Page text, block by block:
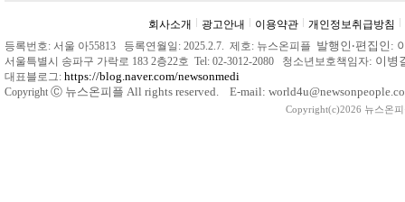
회사소개 광고안내 이용약관
개인정보취급방침
등록번호: 서울 아55813 등록연월일: 2025.2.7. 제호: 뉴스온피플 발행인 ‧편집인:
서울특별시 송파구 가락로 183 2층22호 Tel: 02-3012-2080 청소년보호책임자: 이
대표블로그: https://blog.naver.com/newsonmedi
Copyright Ⓒ 뉴스온피플 All rights reserved. E-mail:
Copyright(c)2026 뉴스온